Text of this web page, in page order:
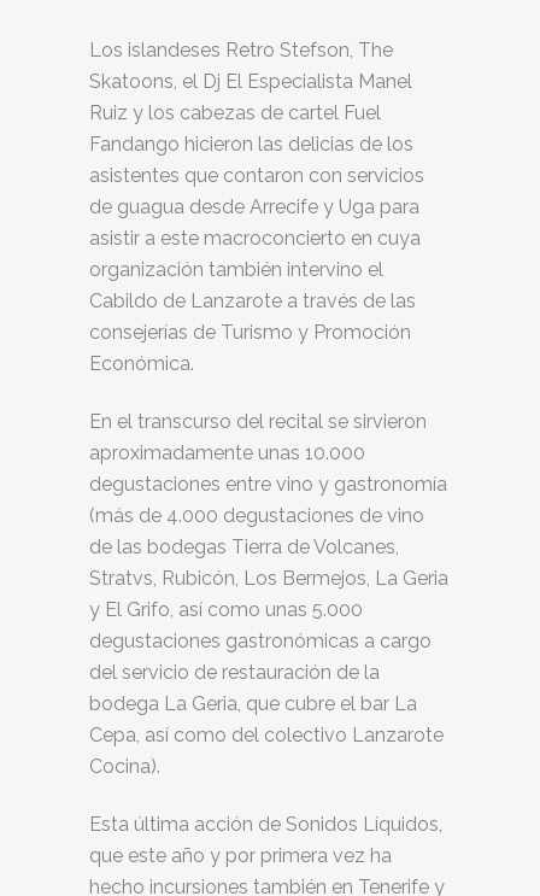
Los islandeses Retro Stefson, The
Skatoons, el Dj El Especialista Manel
Ruiz y los cabezas de cartel Fuel
Fandango hicieron las delicias de los
asistentes que contaron con servicios
de guagua desde Arrecife y Uga para
asistir a este macroconcierto en cuya
organización también intervino el
Cabildo de Lanzarote a través de las
consejerías de Turismo y Promoción
Económica.
En el transcurso del recital se sirvieron
aproximadamente unas 10.000
degustaciones entre vino y gastronomía
(más de 4.000 degustaciones de vino
de las bodegas Tierra de Volcanes,
Stratvs, Rubicón, Los Bermejos, La Geria
y El Grifo, así como unas 5.000
degustaciones gastronómicas a cargo
del servicio de restauración de la
bodega La Geria, que cubre el bar La
Cepa, así como del colectivo Lanzarote
Cocina).
Esta última acción de Sonidos Líquidos,
que este año y por primera vez ha
hecho incursiones también en Tenerife y